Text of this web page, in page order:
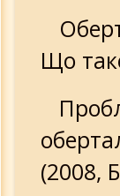
Що
(2008,